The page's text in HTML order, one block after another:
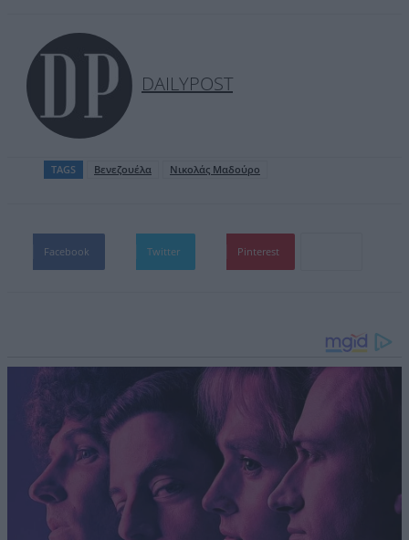
DAILYPOST
TAGS Βενεζουέλα Νικολάς Μαδούρο
Facebook Twitter Pinterest